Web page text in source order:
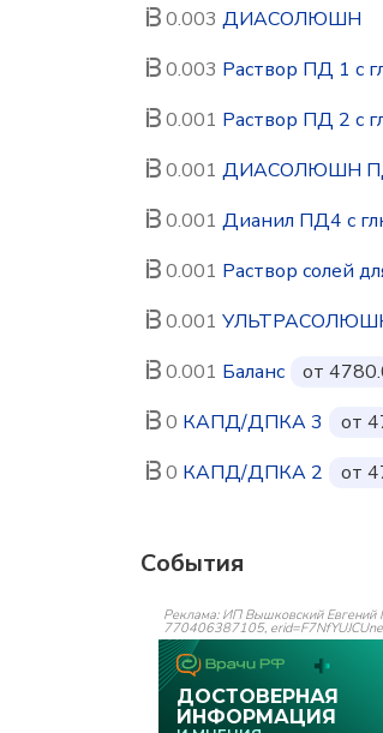
0.003 ДИАСОЛЮШН
0.003 Раствор ПД 1 с
0.001 Раствор ПД 2 с
0.001 ДИАСОЛЮШН
0.001 Дианил ПД4 с
0.001 Раствор солей
0.001
0.001 Баланс
от
0 КАПД/ДПКА 3
от
0 КАПД/ДПКА 2 от
События
Реклама: ИП Вышковский Евгений
770406387105,